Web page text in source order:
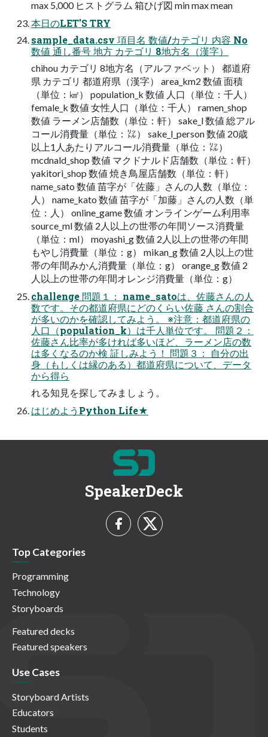
max 5,000 ヒストグラム 箱ひげ図 min max mean
本日のLET'S TRY
sample_data.csv 項目名 数値/カテゴリ 内容 No
数値 通し番号 地方 カテゴリ 8地方名（漢字）
chihou カテゴリ 8地方名（アルファベット） 都道府
県 カテゴリ 都道府県（漢字） area_km2 数値 面積
（単位：㎢） population_k 数値 人口（単位：千人）
female_k 数値 女性人口（単位：千人） ramen_shop
数値 ラーメン店舗数（単位：軒） sake_l 数値 総アル
コール消費量（単位：㍑） sake_l_person 数値 20歳
以上1人あたりアルコール消費量（単位：㍑）
mcdnald_shop 数値 マクドナルド店舗数（単位：軒）
yakitori_shop 数値 焼き鳥屋店舗数（単位：軒）
name_sato 数値 苗字が「佐藤」さんの人数（単位：
人） name_kato 数値 苗字が「加藤」さんの人数（単
位：人） online_game 数値 オンラインゲーム利用率
source_ml 数値 2人以上の世帯の年間ソース消費量
（単位：ml） moyashi_g 数値 2人以上の世帯の年間
もやし消費量（単位：g） mikan_g 数値 2人以上の世
帯の年間みかん消費量（単位：g） orange_g 数値 2
人以上の世帯の年間オレンジ消費量（単位：g）
challenge 問題１： name_satoは、佐藤さんの人
数です。その都道府県にどのくらい佐藤 さんの割合
が多いのかを確認してみよう。 ※注意：都道府県の
人口（population_k）は千人単位です。 問題２：
佐藤さん比率が多ければ多いほど、ラーメン店の数
は多くなるのか検 証しみよう！ 問題３： 自分の出
身（もしくは縁のある）都道府県について、データ
から得ら
れる知見を探してみましょう。
はじめようPython Life★
SpeakerDeck
Top Categories
Programming
Technology
Storyboards
Featured decks
Featured speakers
Use Cases
Storyboard Artists
Educators
Students